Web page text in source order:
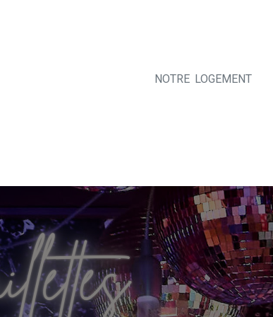
NOTRE LOGEMENT